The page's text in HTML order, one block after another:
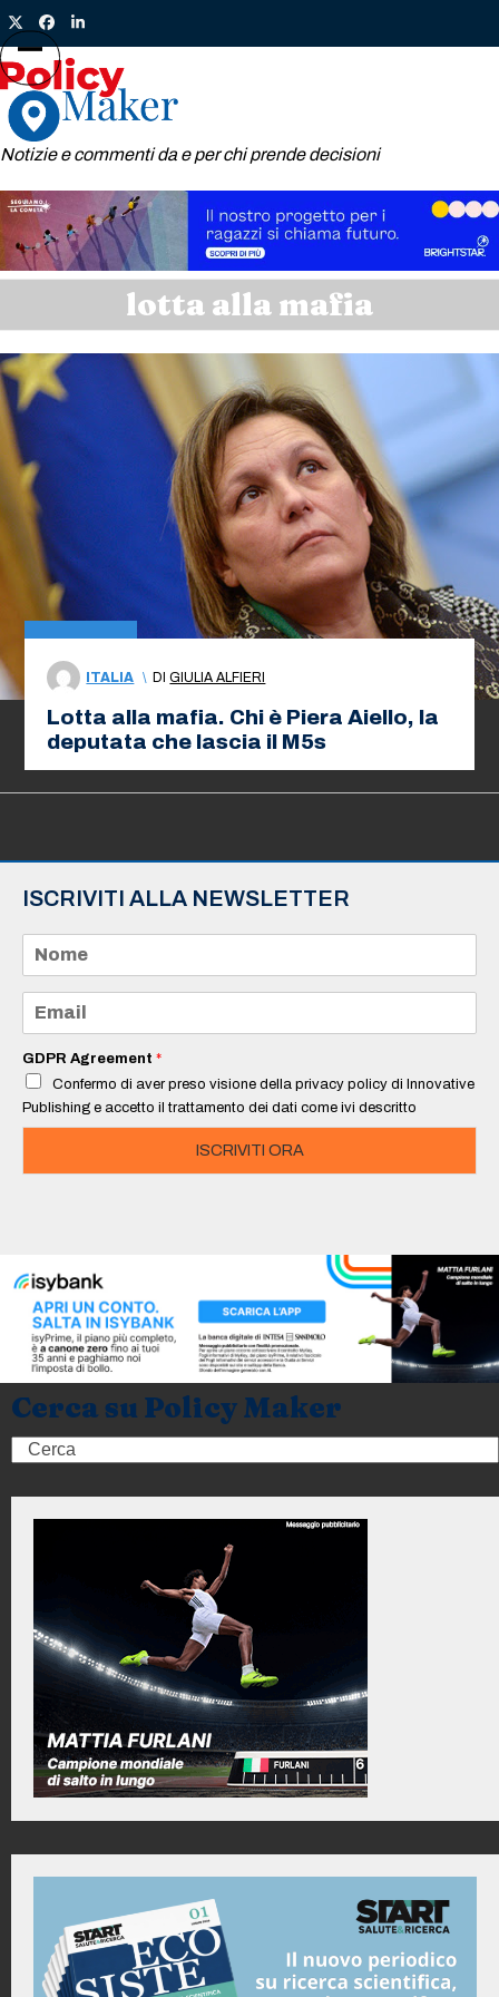
Skip
to
content
TwitterFacebook
LinkedIn
Notizie e commenti da e per chi prende decisioni
Open
mobile
menu
Close
mobile
menu
lotta alla mafia
ITALIA \ DIGIULIA ALFIERI
Lotta alla mafia. Chi è Piera Aiello, la
deputata che lascia il M5s
ISCRIVITI ALLA NEWSLETTER
m
e
a
i
*
GDPR Agreement *
Confermo di aver preso visione della privacy policy di Innovative
Publishing e accetto il trattamento dei dati come ivi descritto
ISCRIVITI ORA
Cerca su Policy Maker
Search